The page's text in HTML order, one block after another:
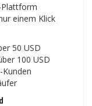
Plattform
einem Klick
50 USD
100 USD